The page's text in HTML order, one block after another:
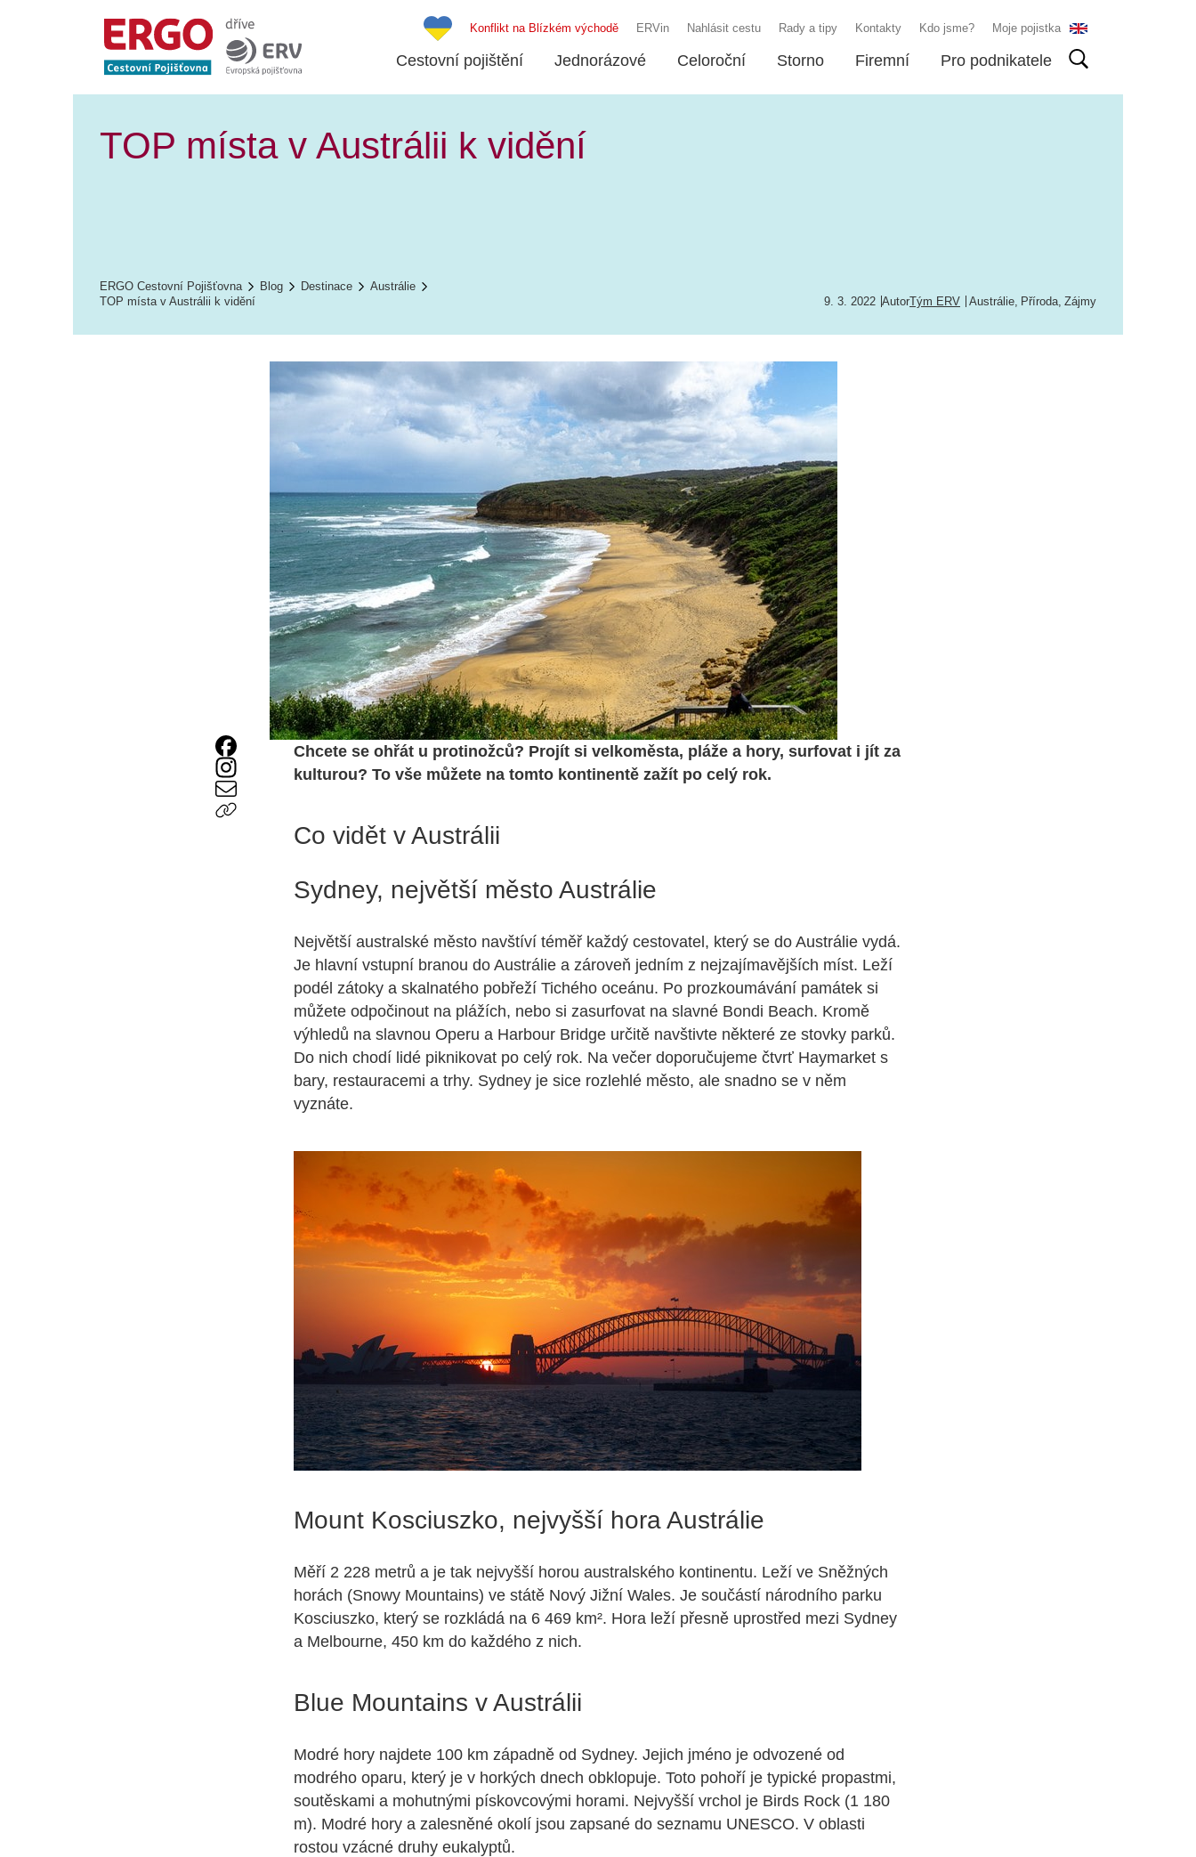
Konflikt na Blízkém východě ERVin Nahlásit cestu Rady a tipy Kontakty Kdo jsme? Moje pojistka
Cestovní pojištění Jednorázové Celoroční Storno Firemní Pro podnikatele
TOP místa v Austrálii k vidění
ERGO Cestovní Pojišťovna Blog Destinace
Austrálie
TOP místa v Austrálii k vidění
9. 3. 2022 AutorTým ERV Austrálie, Příroda, Zájmy
Chcete se ohřát u protinožců? Projít si velkoměsta, pláže a hory, surfovat i jít za
kulturou? To vše můžete na tomto kontinentě zažít po celý rok.
Co vidět v Austrálii
Sydney, největší město Austrálie
Největší australské město navštíví téměř každý cestovatel, který se do Austrálie vydá.
Je hlavní vstupní branou do Austrálie a zároveň jedním z nejzajímavějších míst. Leží
podél zátoky a skalnatého pobřeží Tichého oceánu. Po prozkoumávání památek si
můžete odpočinout na plážích, nebo si zasurfovat na slavné Bondi Beach. Kromě
výhledů na slavnou Operu a Harbour Bridge určitě navštivte některé ze stovky parků.
Do nich chodí lidé piknikovat po celý rok. Na večer doporučujeme čtvrť Haymarket s
bary, restauracemi a trhy. Sydney je sice rozlehlé město, ale snadno se v něm
vyznáte.
Mount Kosciuszko, nejvyšší hora Austrálie
Měří 2 228 metrů a je tak nejvyšší horou australského kontinentu. Leží ve Sněžných
horách (Snowy Mountains) ve státě Nový Jižní Wales. Je součástí národního parku
Kosciuszko, který se rozkládá na 6 469 km². Hora leží přesně uprostřed mezi Sydney
a Melbourne, 450 km do každého z nich.
Blue Mountains v Austrálii
Modré hory najdete 100 km západně od Sydney. Jejich jméno je odvozené od
modrého oparu, který je v horkých dnech obklopuje. Toto pohoří je typické propastmi,
soutěskami a mohutnými pískovcovými horami. Nejvyšší vrchol je Birds Rock (1 180
m). Modré hory a zalesněné okolí jsou zapsané do seznamu UNESCO. V oblasti
rostou vzácné druhy eukalyptů.